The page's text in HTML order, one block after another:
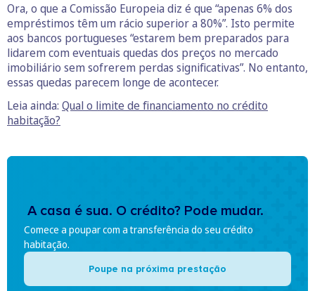
Ora, o que a Comissão Europeia diz é que “apenas 6% dos
empréstimos têm um rácio superior a 80%”. Isto permite
aos bancos portugueses “estarem bem preparados para
lidarem com eventuais quedas dos preços no mercado
imobiliário sem sofrerem perdas significativas”. No entanto,
essas quedas parecem longe de acontecer.
Leia ainda: Qual o limite de financiamento no crédito
habitação?
A casa é sua. O crédito? Pode mudar.
Comece a poupar com a transferência do seu crédito
habitação.
Poupe na próxima prestação